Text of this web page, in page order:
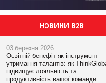
НОВИНИ B2B
03 березня 2026
Освітній бенефіт як інструмент
утримання талантів: як
підвищує лояльність та
продуктивність вашої команди